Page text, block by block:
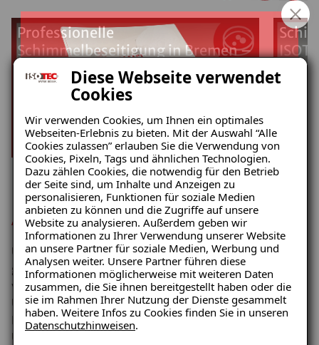
Diese Webseite verwendet
Cookies
Wir verwenden Cookies, um Ihnen ein optimales
Webseiten-Erlebnis zu bieten. Mit der Auswahl “Alle
Cookies zulassen” erlauben Sie die Verwendung von
Cookies, Pixeln, Tags und ähnlichen Technologien.
Dazu zählen Cookies, die notwendig für den Betrieb
der Seite sind, um Inhalte und Anzeigen zu
personalisieren, Funktionen für soziale Medien
anbieten zu können und die Zugriffe auf unsere
Website zu analysieren. Außerdem geben wir
Informationen zu Ihrer Verwendung unserer Website
an unsere Partner für soziale Medien, Werbung und
Analysen weiter. Unsere Partner führen diese
Informationen möglicherweise mit weiteren Daten
zusammen, die Sie ihnen bereitgestellt haben oder die
sie im Rahmen Ihrer Nutzung der Dienste gesammelt
haben. Weitere Infos zu Cookies finden Sie in unseren
Datenschutzhinweisen.
Professionelle
Schimmelbeseitigung in Bremen –
Nachhaltige Lösung mit ISOTEC-
Klimaplatten
Amtlich empfohlen
Unsere Sanierungentspricht den bundesweit
geltenden Richtlinien und Leitfäden zur Beseitigung
von Schimmelpilzschäden – unter anderem des
Umweltbundesamtes und des
Landesgesundheitsamtes Baden-Württemberg.
Unser richtliniengetreues Vorgehen sichert die
Ratgeber „Schimmel“
– jetzt kostenlos erhalten!
E-Mail eingeben